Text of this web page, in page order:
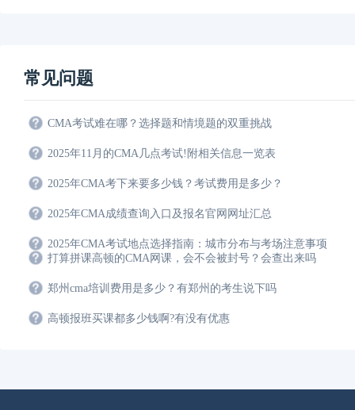
常见问题
CMA考试难在哪？选择题和情境题的双重挑战
2025年11月的CMA几点考试!附相关信息一览表
2025年CMA考下来要多少钱？考试费用是多少？
2025年CMA成绩查询入口及报名官网网址汇总
2025年CMA考试地点选择指南：城市分布与考场注意事项
打算拼课高顿的CMA网课，会不会被封号？会查出来吗
郑州cma培训费用是多少？有郑州的考生说下吗
高顿报班买课都多少钱啊?有没有优惠